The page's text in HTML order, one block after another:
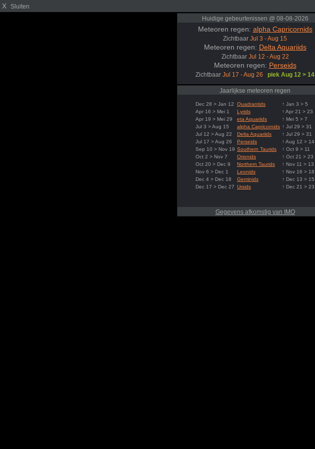
X Sluiten
Huidige gebeurtenissen @ 08-08-2026
Meteoren regen: alpha Capricornids
Zichtbaar Jul 3 - Aug 15
Meteoren regen: Delta Aquariids
Zichtbaar Jul 12 - Aug 22
Meteoren regen: Perseids
Zichtbaar Jul 17 - Aug 26 piek Aug 12 > 14
Jaarlijkse meteoren regen
Dec 28 > Jan 12 Quadrantids
↑ Jan 3 > 5
Apr 16 > Mei 1
Lyrids
↑ Apr 21 > 23
Apr 19 > Mei 29
eta Aquariids
↑ Mei 5 > 7
Jul 3 > Aug 15
alpha Capricornids ↑ Jul 29 > 31
Jul 12 > Aug 22
Delta Aquariids
↑ Jul 29 > 31
Jul 17 > Aug 26
Perseids
↑ Aug 12 > 14
Sep 10 > Nov 19 Southern Taurids
↑ Oct 9 > 11
Oct 2 > Nov 7
Orionids
↑ Oct 21 > 23
Oct 20 > Dec 9
Northern Taurids
↑ Nov 11 > 13
Nov 6 > Dec 1
Leonids
↑ Nov 16 > 18
Dec 4 > Dec 18
Geminids
↑ Dec 13 > 15
Dec 17 > Dec 27 Ursids ↑ Dec 21 > 23
Gegevens afkomstig van IMO